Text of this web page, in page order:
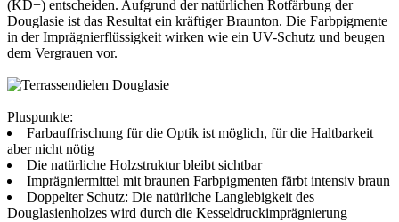
(KD+) entscheiden. Aufgrund der natürlichen Rotfärbung der
Douglasie ist das Resultat ein kräftiger Braunton. Die Farbpigmente
in der Imprägnierflüssigkeit wirken wie ein UV-Schutz und beugen
dem Vergrauen vor.
Pluspunkte:
Farbauffrischung für die Optik ist möglich, für die Haltbarkeit
aber nicht nötig
Die natürliche Holzstruktur bleibt sichtbar
Imprägniermittel mit braunen Farbpigmenten färbt intensiv braun
Doppelter Schutz: Die natürliche Langlebigkeit des
Douglasienholzes wird durch die Kesseldruckimprägnierung